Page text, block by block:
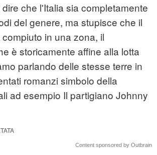
che l'Italia sia completamente
del genere, ma stupisce che il
in una zona, il
è storicamente affine alla lotta
parlando delle stesse terre in
romanzi simbolo della
ad esempio Il partigiano Johnny
Content sponsored by Outbrain